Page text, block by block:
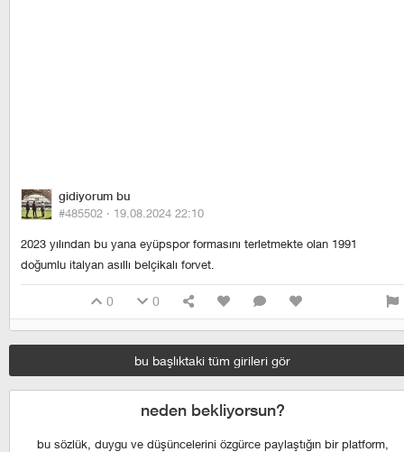
gidiyorum bu
#485502 · 19.08.2024 22:10
2023 yılından bu yana eyüpspor formasını terletmekte olan 1991
doğumlu italyan asıllı belçikalı forvet.
0 0
bu başlıktaki tüm girileri gör
neden bekliyorsun?
bu sözlük, duygu ve düşüncelerini özgürce paylaştığın bir platform,